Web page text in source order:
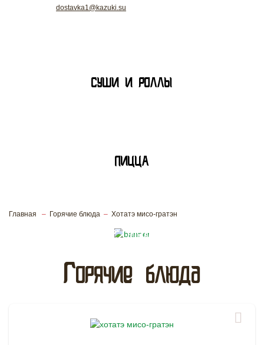
кухня
dostavka1@kazuki.su
СУШИ И РОЛЛЫ
ПИЦЦА
Главная Горячие блюда Хотатэ мисо-гратэн
Вторые горячие блюда с доставкой
Горячие блюда